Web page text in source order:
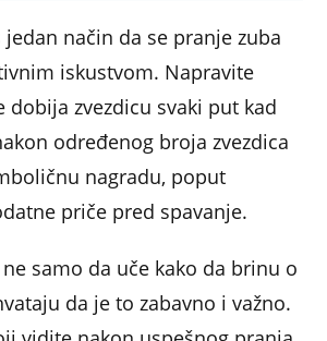
način da se pranje zuba
iskustvom. Napravite
dobija zvezdicu svaki put kad
određenog broja zvezdica
nagradu, poput
priče pred spavanje.
samo da uče kako da brinu o
da je to zabavno i važno.